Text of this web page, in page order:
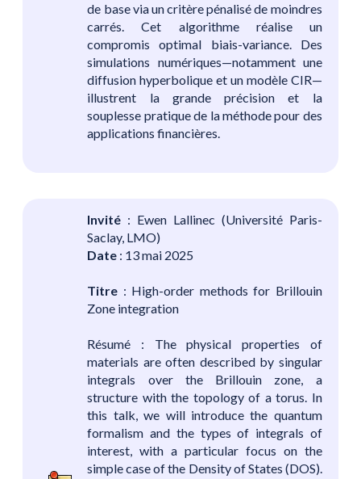
de base via un critère pénalisé de moindres
carrés. Cet algorithme réalise un
compromis optimal biais-variance. Des
simulations numériques—notamment une
diffusion hyperbolique et un modèle CIR—
illustrent la grande précision et la
souplesse pratique de la méthode pour des
applications financières.
Invité : Ewen Lallinec (Université Paris-
Saclay, LMO)
Date : 13 mai 2025
Titre : High-order methods for Brillouin
Zone integration
Résumé : The physical properties of
materials are often described by singular
integrals over the Brillouin zone, a
structure with the topology of a torus. In
this talk, we will introduce the quantum
formalism and the types of integrals of
interest, with a particular focus on the
simple case of the Density of States (DOS).